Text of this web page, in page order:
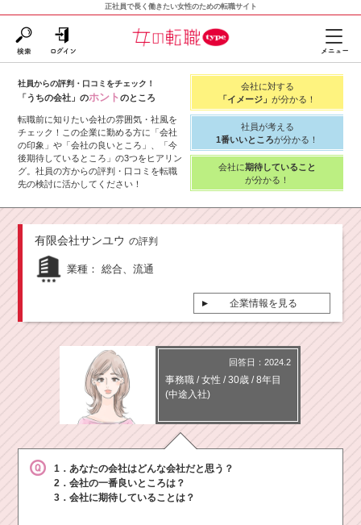
正社員で長く働きたい女性のための転職サイト
社員からの評判・口コミをチェック！
「うちの会社」のホントのところ
転職前に知りたい会社の雰囲気・社風を
チェック！この企業に勤める方に「会社
の印象」や「会社の良いところ」、「今
後期待しているところ」の3つをヒアリン
グ。社員の方からの評判・口コミを転職
先の検討に活かしてください！
会社に対する
「イメージ」が分かる！
社員が考える
1番いいところが分かる！
会社に期待していること
が分かる！
有限会社サンユウ の評判
業種：総合、流通
企業情報を見る
回答日：2024.2
事務職 /女性 / 30歳 /8年目
(中途入社)
1．あなたの会社はどんな会社だと思う？
2．会社の一番良いところは？
3．会社に期待していることは？